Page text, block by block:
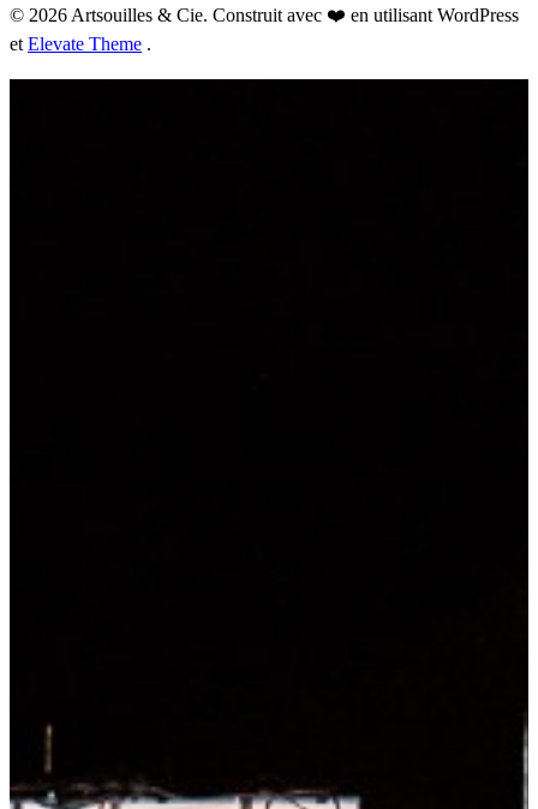
© 2026 Artsouilles & Cie. Construit avec ❤️ en utilisant WordPress
et Elevate Theme .